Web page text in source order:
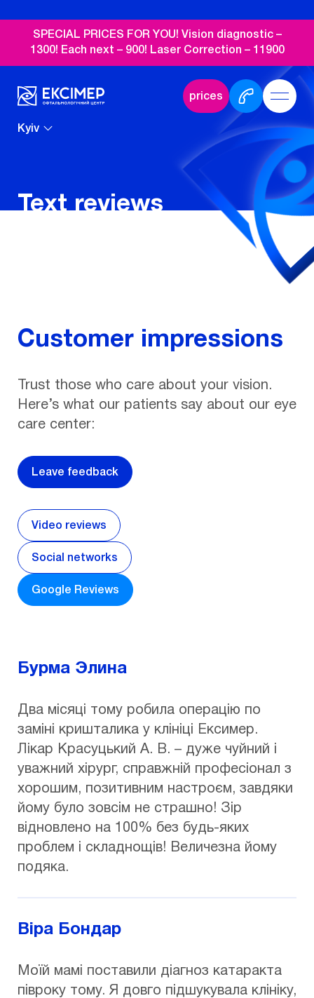
SPECIAL PRICES FOR YOU! Vision diagnostic –
1300! Each next – 900! Laser Correction – 11900
prices
Kyiv
Text reviews
Customer impressions
Trust those who care about your vision.
Here’s what our patients say about our eye
care center:
Leave feedback
Video reviews
Social networks
Google Reviews
Бурма Элина
Два місяці тому робила операцію по
заміні кришталика у клініці Ексимер.
Лікар Красуцький А. В. – дуже чуйний і
уважний хірург, справжній професіонал з
хорошим, позитивним настроєм, завдяки
йому було зовсім не страшно! Зір
відновлено на 100% без будь-яких
проблем і складнощів! Величезна йому
подяка.
Віра Бондар
Моїй мамі поставили діагноз катаракта
півроку тому. Я довго підшукувала клініку,